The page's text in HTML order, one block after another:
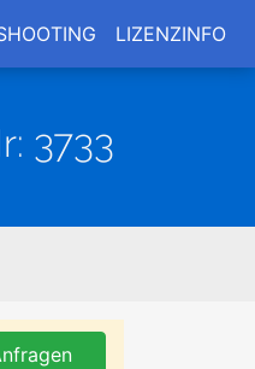
LIZENZINFO
3733